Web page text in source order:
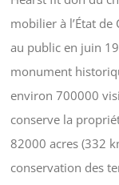
mobilier à l’État
au public en juin
monument
environ 700000
conserve la
82000 acres (332
conservation des